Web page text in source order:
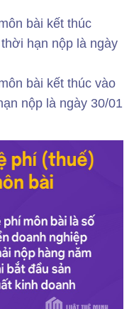
bài kết thúc
hạn nộp là ngày
bài kết thúc vào
nộp là ngày 30/01